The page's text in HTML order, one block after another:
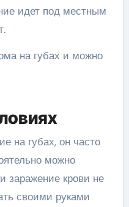
идет под местным
на губах, он часто
можно
заражение крови не
своими руками